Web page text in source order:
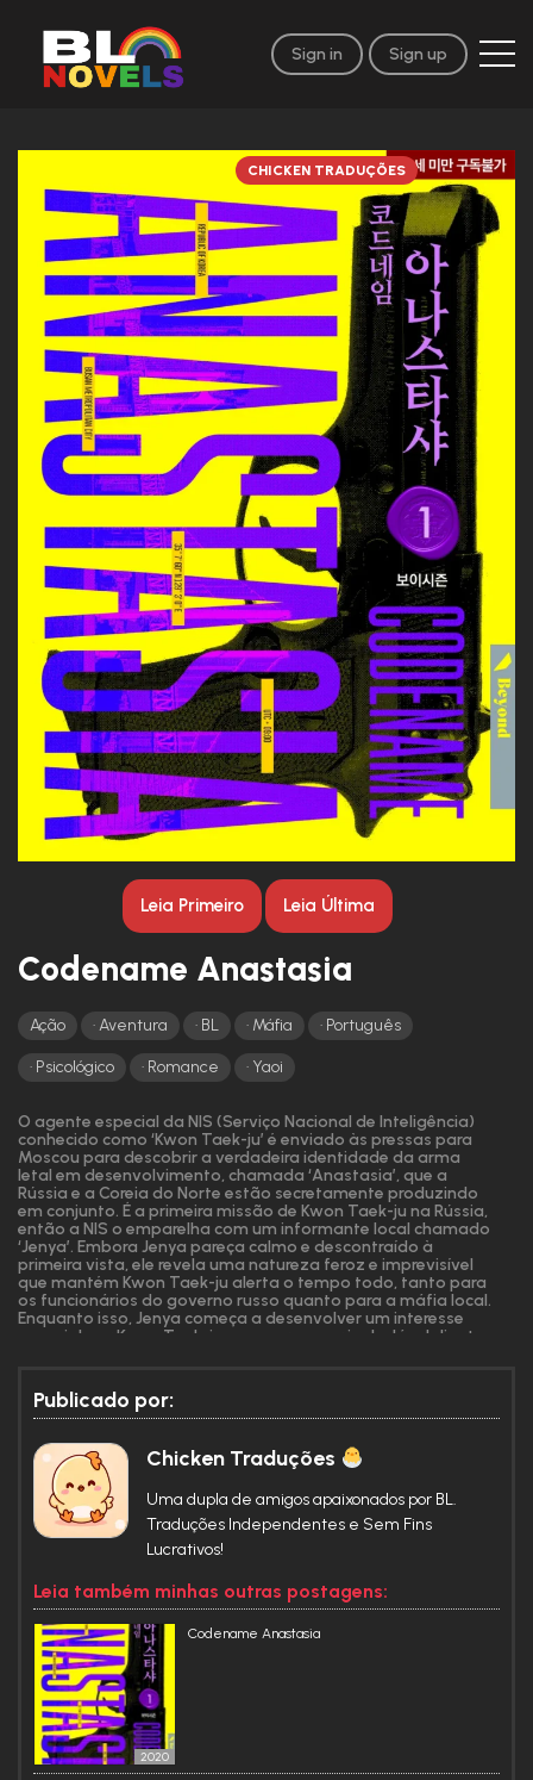
Sign in Sign up
CHICKEN TRADUÇÕES
Leia Primeiro Leia Última
Codename Anastasia
Ação Aventura BL Máfia Português
Psicológico Romance Yaoi
O agente especial da NIS (Serviço Nacional de Inteligência)
conhecido como ‘Kwon Taek-ju’ é enviado às pressas para
Moscou para descobrir a verdadeira identidade da arma
letal em desenvolvimento, chamada ‘Anastasia’, que a
Rússia e a Coreia do Norte estão secretamente produzindo
em conjunto. É a primeira missão de Kwon Taek-ju na Rússia,
então a NIS o emparelha com um informante local chamado
‘Jenya’. Embora Jenya pareça calmo e descontraído à
primeira vista, ele revela uma natureza feroz e imprevisível
que mantém Kwon Taek-ju alerta o tempo todo, tanto para
os funcionários do governo russo quanto para a máfia local.
Enquanto isso, Jenya começa a desenvolver um interesse
especial por Kwon Taek-ju, que parece ser inabalável diante
Publicado por:
Chicken Traduções
Uma dupla de amigos apaixonados por BL.
Traduções Independentes e Sem Fins
Lucrativos!
Leia também minhas outras postagens:
2020
Codename Anastasia